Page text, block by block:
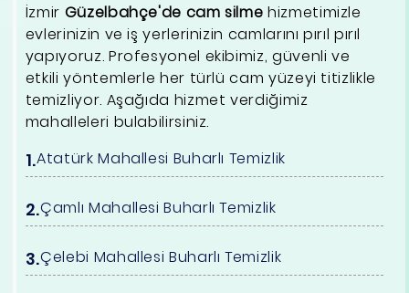
İzmir Güzelbahçe'de cam silme hizmetimizle
evlerinizin ve iş yerlerinizin camlarını pırıl pırıl
yapıyoruz. Profesyonel ekibimiz, güvenli ve
etkili yöntemlerle her türlü cam yüzeyi titizlikle
temizliyor. Aşağıda hizmet verdiğimiz
mahalleleri bulabilirsiniz.
Atatürk Mahallesi Buharlı Temizlik
Çamlı Mahallesi Buharlı Temizlik
Çelebi Mahallesi Buharlı Temizlik